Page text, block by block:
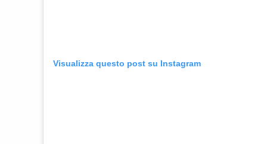
Visualizza questo post su Instagram